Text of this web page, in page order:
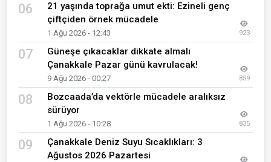
06
21 yaşında toprağa umut ekti: Ezineli genç
çiftçiden örnek mücadele
1 Ağu 2026 - 12:43 923
07
Güneşe çıkacaklar dikkate almalı
Çanakkale Pazar günü kavrulacak!
9 Ağu 2026 - 00:27 859
08
Bozcaada’da vektörle mücadele aralıksız
sürüyor
1 Ağu 2026 - 10:28 835
09
Çanakkale Deniz Suyu Sıcaklıkları: 3
Ağustos 2026 Pazartesi